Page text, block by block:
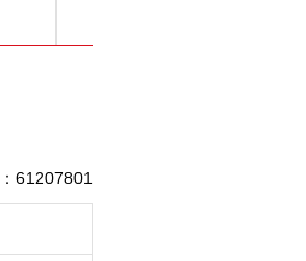
： 61207801